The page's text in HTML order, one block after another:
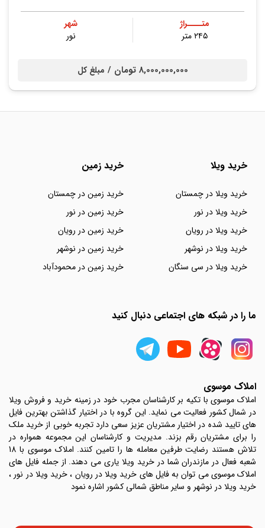
متــــراژ
۲۴۵ متر
شهر
نور
8,000,000,000 تومان / مبلغ کل
خرید ویلا
خرید ویلا در چمستان
خرید ویلا در نور
خرید ویلا در رویان
خرید ویلا در نوشهر
خرید ویلا در سی سنگان
خرید زمین
خرید زمین در چمستان
خرید زمین در نور
خرید زمین در رویان
خرید زمین در نوشهر
خرید زمین در محمودآباد
ما را در شبکه های اجتماعی دنبال کنید
املاک موسوی
املاک موسوی با تکیه بر کارشناسان مجرب خود در زمینه خرید و فروش ویلا
در شمال کشور فعالیت می نماید. این گروه با در اختیار گذاشتن بهترین فایل
های تایید شده در اختیار مشتریان عزیز سعی دارد تجربه خوبی از خرید ملک
را برای مشتریان رقم بزند. مدیریت و کارشناسان این مجموعه همواره در
تلاش هستند رضایت طرفین معامله ها را تامین کنند. املاک موسوی با 18
شعبه فعال در مازندران شما در خرید ویلا یاری می دهند. از جمله فایل های
املاک موسوی می توان به فایل های خرید ویلا در رویان ، خرید ویلا در نور ،
خرید ویلا در نوشهر و سایر مناطق شمالی کشور اشاره نمود